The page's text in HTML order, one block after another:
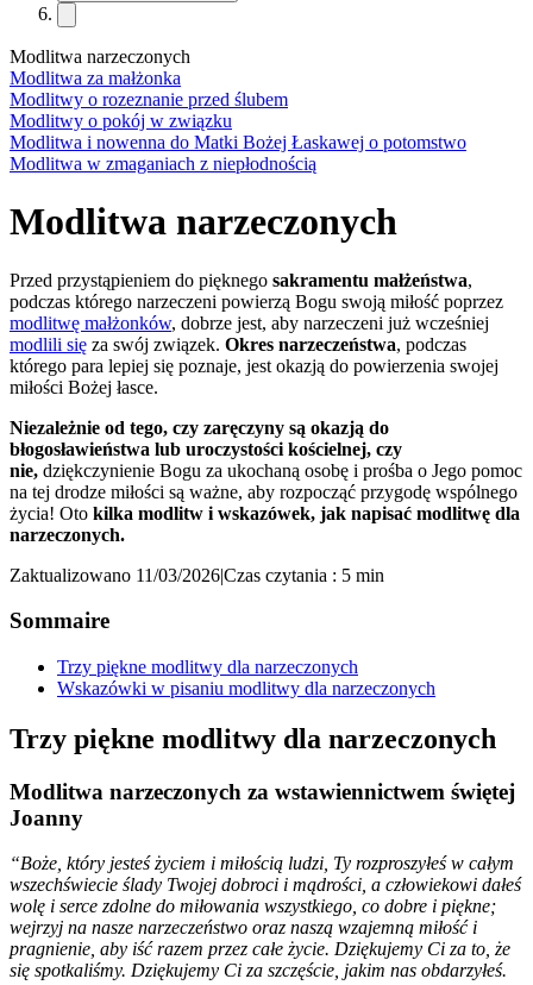
Modlitwa narzeczonych
Modlitwa za małżonka
Modlitwy o rozeznanie przed ślubem
Modlitwy o pokój w związku
Modlitwa i nowenna do Matki Bożej Łaskawej o potomstwo
Modlitwa w zmaganiach z niepłodnością
Modlitwa narzeczonych
Przed przystąpieniem do pięknego sakramentu małżeństwa,
podczas którego narzeczeni powierzą Bogu swoją miłość poprzez
modlitwę małżonków, dobrze jest, aby narzeczeni już wcześniej
modlili się za swój związek. Okres narzeczeństwa, podczas
którego para lepiej się poznaje, jest okazją do powierzenia swojej
miłości Bożej łasce.
Niezależnie od tego, czy zaręczyny są okazją do
błogosławieństwa lub uroczystości kościelnej, czy
nie, dziękczynienie Bogu za ukochaną osobę i prośba o Jego pomoc
na tej drodze miłości są ważne, aby rozpocząć przygodę wspólnego
życia! Oto kilka modlitw i wskazówek, jak napisać modlitwę dla
narzeczonych.
Zaktualizowano 11/03/2026|Czas czytania : 5 min
Sommaire
Trzy piękne modlitwy dla narzeczonych
Wskazówki w pisaniu modlitwy dla narzeczonych
Trzy piękne modlitwy dla narzeczonych
Modlitwa narzeczonych za wstawiennictwem świętej
Joanny
“Boże, który jesteś życiem i miłością ludzi, Ty rozproszyłeś w całym
wszechświecie ślady Twojej dobroci i mądrości, a człowiekowi dałeś
wolę i serce zdolne do miłowania wszystkiego, co dobre i piękne;
wejrzyj na nasze narzeczeństwo oraz naszą wzajemną miłość i
pragnienie, aby iść razem przez całe życie. Dziękujemy Ci za to, że
się spotkaliśmy. Dziękujemy Ci za szczęście, jakim nas obdarzyłeś.